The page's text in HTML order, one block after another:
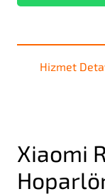
Hizmet
Xiaomi